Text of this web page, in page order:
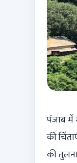
पंजाब में
की
की